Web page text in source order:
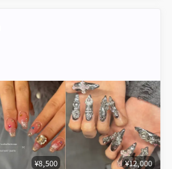
¥8,500 ¥12,000